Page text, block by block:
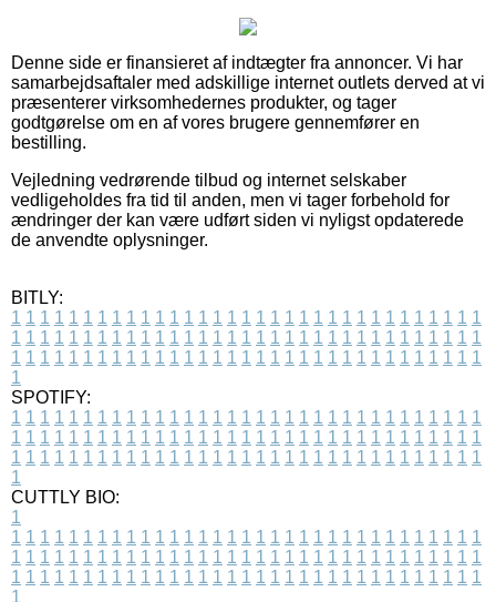
Denne side er finansieret af indtægter fra annoncer. Vi har
samarbejdsaftaler med adskillige internet outlets derved at vi
præsenterer virksomhedernes produkter, og tager
godtgørelse om en af vores brugere gennemfører en
bestilling.
Vejledning vedrørende tilbud og internet selskaber
vedligeholdes fra tid til anden, men vi tager forbehold for
ændringer der kan være udført siden vi nyligst opdaterede
de anvendte oplysninger.
BITLY:
1 1 1 1 1 1 1 1 1 1 1 1 1 1 1 1 1 1 1 1 1 1 1 1 1 1 1 1 1 1 1 1 1
1 1 1 1 1 1 1 1 1 1 1 1 1 1 1 1 1 1 1 1 1 1 1 1 1 1 1 1 1 1 1 1 1
1 1 1 1 1 1 1 1 1 1 1 1 1 1 1 1 1 1 1 1 1 1 1 1 1 1 1 1 1 1 1 1 1
1
SPOTIFY:
1 1 1 1 1 1 1 1 1 1 1 1 1 1 1 1 1 1 1 1 1 1 1 1 1 1 1 1 1 1 1 1 1
1 1 1 1 1 1 1 1 1 1 1 1 1 1 1 1 1 1 1 1 1 1 1 1 1 1 1 1 1 1 1 1 1
1 1 1 1 1 1 1 1 1 1 1 1 1 1 1 1 1 1 1 1 1 1 1 1 1 1 1 1 1 1 1 1 1
1
CUTTLY BIO:
1
1 1 1 1 1 1 1 1 1 1 1 1 1 1 1 1 1 1 1 1 1 1 1 1 1 1 1 1 1 1 1 1 1
1 1 1 1 1 1 1 1 1 1 1 1 1 1 1 1 1 1 1 1 1 1 1 1 1 1 1 1 1 1 1 1 1
1 1 1 1 1 1 1 1 1 1 1 1 1 1 1 1 1 1 1 1 1 1 1 1 1 1 1 1 1 1 1 1 1
1